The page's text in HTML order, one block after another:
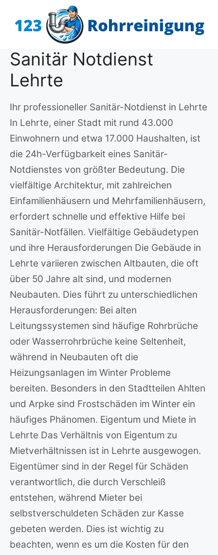
Inhalt
Sanitär Notdienst
Lehrte
Ihr professioneller Sanitär-Notdienst in Lehrte
In Lehrte, einer Stadt mit rund 43.000
Einwohnern und etwa 17.000 Haushalten, ist
die 24h-Verfügbarkeit eines Sanitär-
Notdienstes von größter Bedeutung. Die
vielfältige Architektur, mit zahlreichen
Einfamilienhäusern und Mehrfamilienhäusern,
erfordert schnelle und effektive Hilfe bei
Sanitär-Notfällen. Vielfältige Gebäudetypen
und ihre Herausforderungen Die Gebäude in
Lehrte variieren zwischen Altbauten, die oft
über 50 Jahre alt sind, und modernen
Neubauten. Dies führt zu unterschiedlichen
Herausforderungen: Bei alten
Leitungssystemen sind häufige Rohrbrüche
oder Wasserrohrbrüche keine Seltenheit,
während in Neubauten oft die
Heizungsanlagen im Winter Probleme
bereiten. Besonders in den Stadtteilen Ahlten
und Arpke sind Frostschäden im Winter ein
häufiges Phänomen. Eigentum und Miete in
Lehrte Das Verhältnis von Eigentum zu
Mietverhältnissen ist in Lehrte ausgewogen.
Eigentümer sind in der Regel für Schäden
verantwortlich, die durch Verschleiß
entstehen, während Mieter bei
selbstverschuldeten Schäden zur Kasse
gebeten werden. Dies ist wichtig zu
beachten, wenn es um die Kosten für den